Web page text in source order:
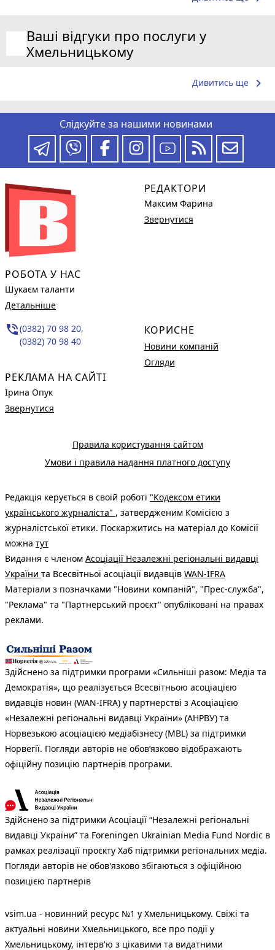
Ваші відгуки про послуги у
Хмельницькому
Дивитись ще keyboard_arrow_right
Слідкуйте за нашими новинами
РОБОТА У НАС
Шукаєм таланти
Детальніше
phone_in_talk(0382) 70 98 20,
(0382) 70 98 40
РЕКЛАМА НА САЙТІ
Ірина Опук
Звернутися
РЕДАКТОРИ
Максим Фарина
Звернутися
КОРИСНЕ
Новини компаній
Огляди
Правила користування сайтом
Умови і правила надання платного доступу
Редакція керується в своїй роботі "Кодексом етики
українського журналіста" , затвердженим Комісією з
журналістської етики. Поскаржитись на матеріал до Комісії
можна тут
Видання є членом Асоціації Незалежні регіональні видавці
України та Всесвітньої асоціації видавців WAN-IFRA
Матеріали з позначками "Новини компаній", "Прес-служба",
"Реклама" та "Партнерський проєкт" опубліковані на правах
реклами.
Здійснено за підтримки програми «Сильніші разом: Медіа та
Демократія», що реалізується Всесвітньою асоціацією
видавців новин (WAN-IFRA) у партнерстві з Асоціацією
«Незалежні регіональні видавці України» (АНРВУ) та
Норвезькою асоціацією медіабізнесу (MBL) за підтримки
Норвегії. Погляди авторів не обов’язково відображають
офіційну позицію партнерів програми.
Здійснено за підтримки Асоціації “Незалежні регіональні
видавці України” та Foreningen Ukrainian Media Fund Nordic в
рамках реалізації проєкту Хаб підтримки регіональних медіа.
Погляди авторів не обов'язково збігаються з офіційною
позицією партнерів
vsim.ua - новинний ресурс №1 у Хмельницькому. Свіжі та
актуальні новини Хмельницького, все про події у
Хмельницькому, інтерв'ю з цікавими та видатними